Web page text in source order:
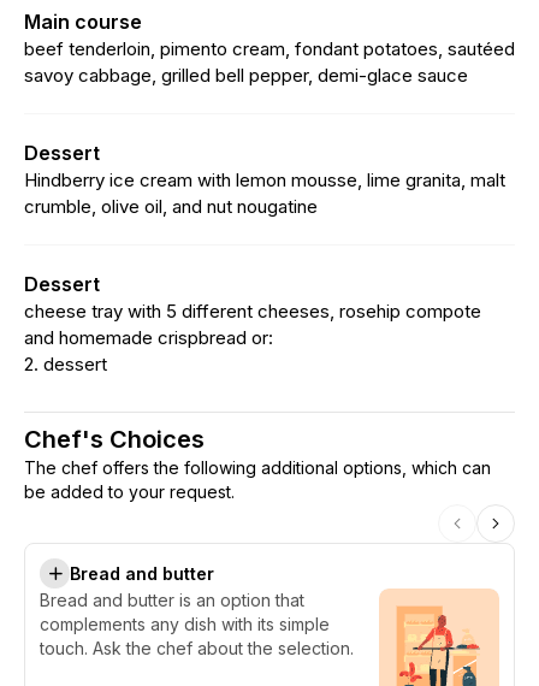
Main course
beef tenderloin, pimento cream, fondant potatoes, sautéed
savoy cabbage, grilled bell pepper, demi-glace sauce
Dessert
Hindberry ice cream with lemon mousse, lime granita, malt
crumble, olive oil, and nut nougatine
Dessert
cheese tray with 5 different cheeses, rosehip compote
and homemade crispbread or:
2. dessert
Chef's Choices
The chef offers the following additional options, which can
be added to your request.
Bread and butter
Bread and butter is an option that
complements any dish with its simple
touch. Ask the chef about the selection.